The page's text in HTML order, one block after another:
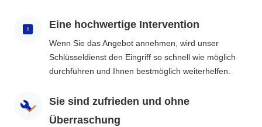
Eine hochwertige Intervention
Wenn Sie das Angebot annehmen, wird unser
Schlüsseldienst den Eingriff so schnell wie möglich
durchführen und Ihnen bestmöglich weiterhelfen.
Sie sind zufrieden und ohne
Überraschung